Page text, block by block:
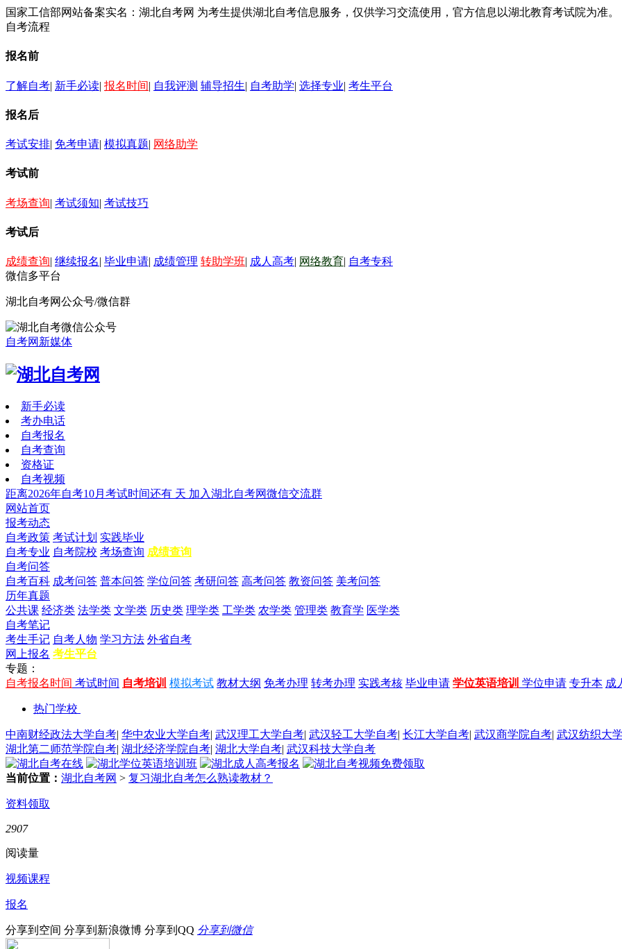
国家工信部网站备案实名：湖北自考网 为考生提供湖北自考信息服务，仅供学习交流使用，官方信息以湖北教育考试院为准。
自考流程
报名前
了解自考| 新手必读| 报名时间| 自我评测 辅导招生| 自考助学| 选择专业| 考生平台
报名后
考试安排| 免考申请| 模拟真题| 网络助学
考试前
考场查询| 考试须知| 考试技巧
考试后
成绩查询| 继续报名| 毕业申请| 成绩管理 转助学班| 成人高考| 网络教育| 自考专科
微信多平台
湖北自考网公众号/微信群
自考网新媒体
新手必读
考办电话
自考报名
自考查询
资格证
自考视频
距离2026年自考10月考试时间还有 天 加入湖北自考网微信交流群
网站首页
报考动态
自考政策 考试计划 实践毕业
自考专业 自考院校 考场查询 成绩查询
自考问答
自考百科 成考问答 普本问答 学位问答 考研问答 高考问答 教资问答 美考问答
历年真题
公共课 经济类 法学类 文学类 历史类 理学类 工学类 农学类 管理类 教育学 医学类
自考笔记
考生手记 自考人物 学习方法 外省自考
网上报名 考生平台
专题：
自考报名时间 考试时间 自考培训 模拟考试 教材大纲 免考办理 转考办理 实践考核 毕业申请 学位英语培训 学位申请 专升本 成
热门学校
中南财经政法大学自考| 华中农业大学自考| 武汉理工大学自考| 武汉轻工大学自考| 长江大学自考| 武汉商学院自考| 武汉纺织大
湖北第二师范学院自考| 湖北经济学院自考| 湖北大学自考| 武汉科技大学自考
当前位置： 湖北自考网 > 复习湖北自考怎么熟读教材？
资料领取
2907
阅读量
视频课程
报名
分享到空间 分享到新浪微博 分享到QQ 分享到微信